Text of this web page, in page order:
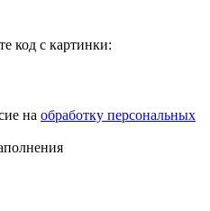
код с картинки:
на обработку персональных